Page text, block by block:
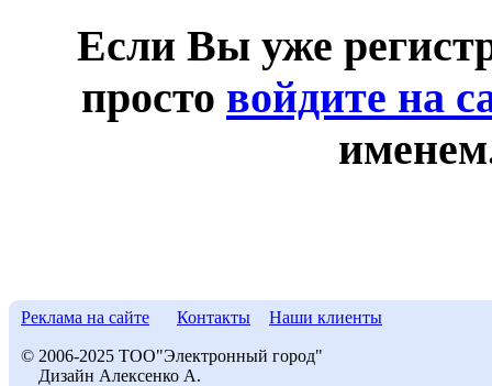
Если Вы уже
просто войдите на
Реклама на сайте Контакты Наши клиенты
© 2006-2025 ТОО"Электронный город"
Дизайн Алексенко А.